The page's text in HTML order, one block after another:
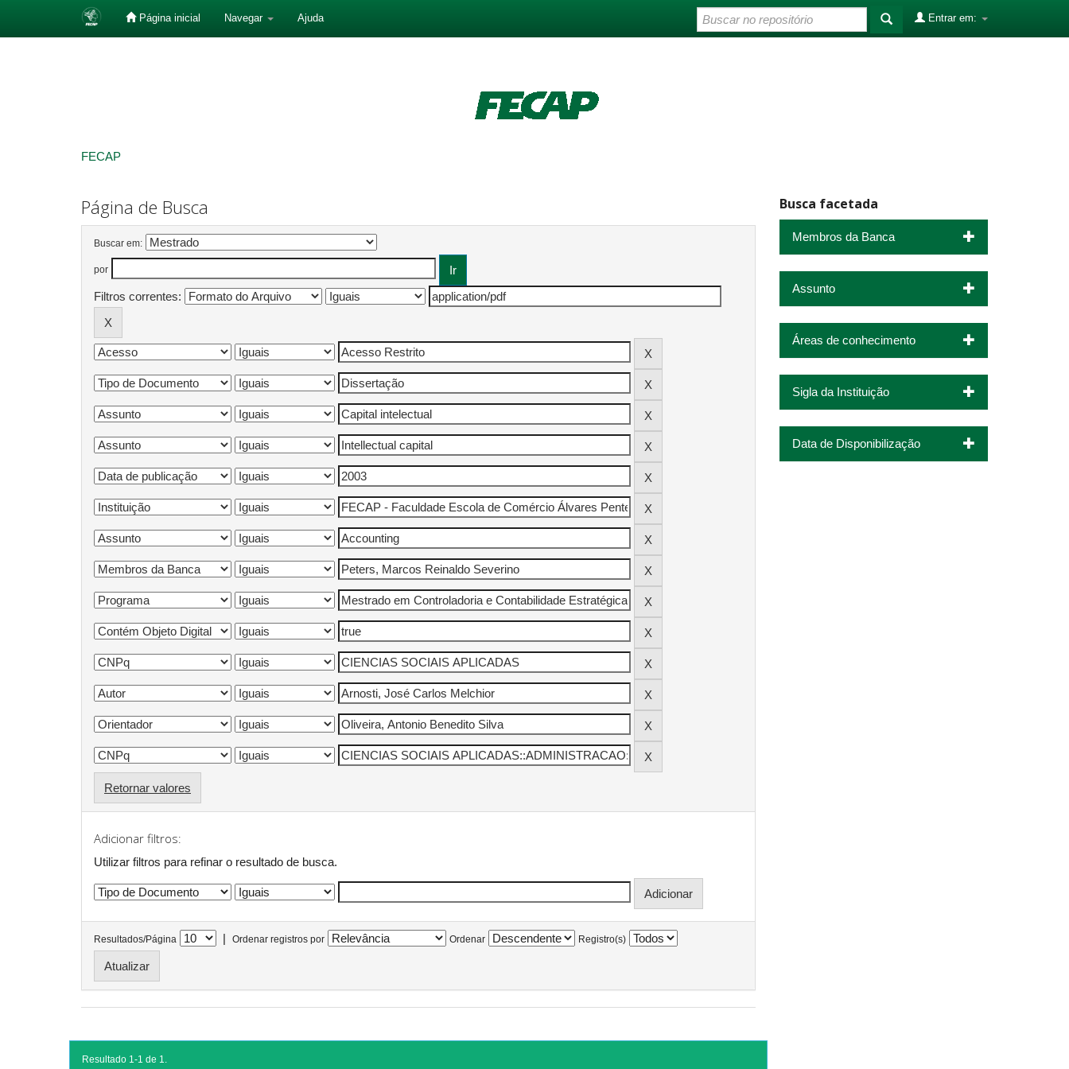
Página inicial Navegar Ajuda Entrar em:
FECAP
Página de Busca
Buscar em:
por
Filtros correntes:
Retornar valores
Adicionar filtros:
Utilizar filtros para refinar o resultado de busca.
Resultados/Página | Ordenar registros por Ordenar Registro(s)
Resultado 1-1 de 1.
Busca facetada
Membros da Banca
Assunto
Áreas de conhecimento
Sigla da Instituição
Data de Disponibilização